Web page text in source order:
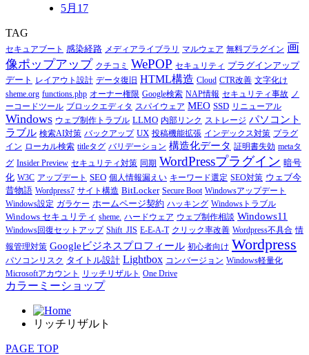
5月 17
TAG
セキュアブート 感染経路 メディアライブラリ マルウェア 無料プラグイン 画
像ポップアップ クチコミ WePOP セキュリティ プラグインアップ
デート
レイアウト設計 データ復旧 HTML構造 Cloud CTR改善 文字化け
sheme.org functions.php オーナー権限 Google検索 NAP情報 セキュリティ事故
ノ
ーコードツール ブロックエディタ スパイウェア MEO SSD リニューアル
Windows ウェブ制作トラブル LLMO 内部リンク ストレージ パソコント
ラブル 検索AI対策 バックアップ UX 投稿機能拡張 インデックス対策 プラグ
イン ローカル検索 titleタグ バリデーション 構造化データ 証明書失効 metaタ
グ Insider Preview セキュリティ対策 同期 WordPressプラグイン 暗号
化 W3C アップデート SEO 個人情報漏えい キーワード選定 SEO対策 ウェブ今
昔物語 Wordpress7 サイト構造 BitLocker Secure Boot Windowsアップデート
Windows設定 ガラケー ホームページ契約 ハッキング Windowsトラブル
Windows セキュリティ sheme. ハードウェア ウェブ制作相談 Windows11
Windows回復セットアップ Shift_JIS E-E-A-T クリック率改善 Wordpress不具合 情
報管理対策 Googleビジネスプロフィール 初心者向け Wordpress
パソコンリスク タイトル設計 Lightbox コンバージョン Windows軽量化
Microsoftアカウント
リッチリザルト One Drive
カラーミーショップ
リッチリザルト
PAGE TOP